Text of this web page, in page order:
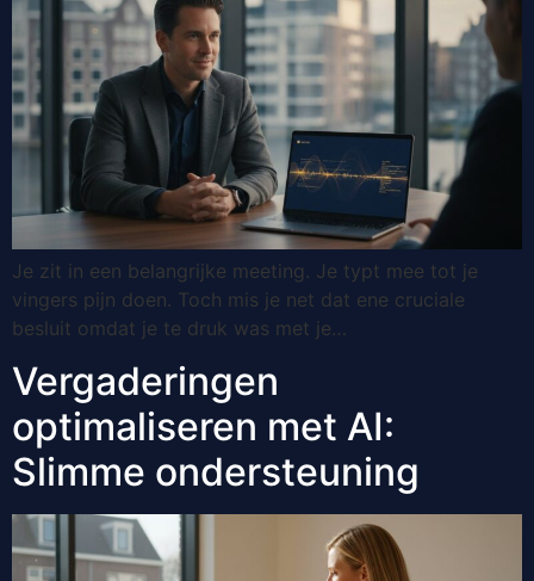
Je zit in een belangrijke meeting. Je typt mee tot je
vingers pijn doen. Toch mis je net dat ene cruciale
besluit omdat je te druk was met je…
Vergaderingen
optimaliseren met AI:
Slimme ondersteuning